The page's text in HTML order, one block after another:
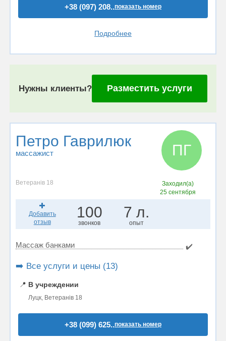
+38 (097) 208..показать номер
Подробнее
Нужны клиенты? Разместить услуги
Петро Гаврилюк
массажист ПГ
Ветеранів 18
Заходил(а)
25 сентября
Добавить
отзыв
100
звонков
7 л.
опыт
Массаж банками ✔️
➡️ Все услуги и цены (13)
📍 В учреждении
Луцк, Ветеранів 18
+38 (099) 625..показать номер